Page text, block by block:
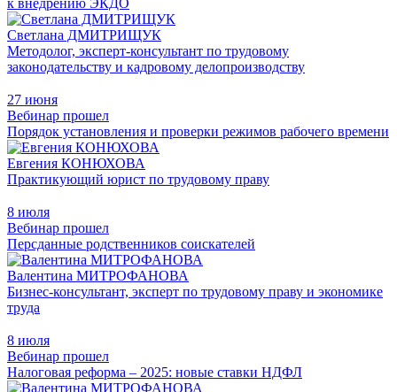
к внедрению ЭКДО
Светлана ДМИТРИЩУК
Методолог, эксперт-консультант по трудовому
законодательству и кадровому делопроизводству
27 июня
Вебинар прошел
Порядок установления и проверки режимов рабочего времени
Евгения КОНЮХОВА
Практикующий юрист по трудовому праву
8 июля
Вебинар прошел
Персданные родственников соискателей
Валентина МИТРОФАНОВА
Бизнес-консультант, эксперт по трудовому праву и экономике
труда
8 июля
Вебинар прошел
Налоговая реформа – 2025: новые ставки НДФЛ